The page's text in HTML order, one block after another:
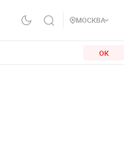
МОСКВА
ОК